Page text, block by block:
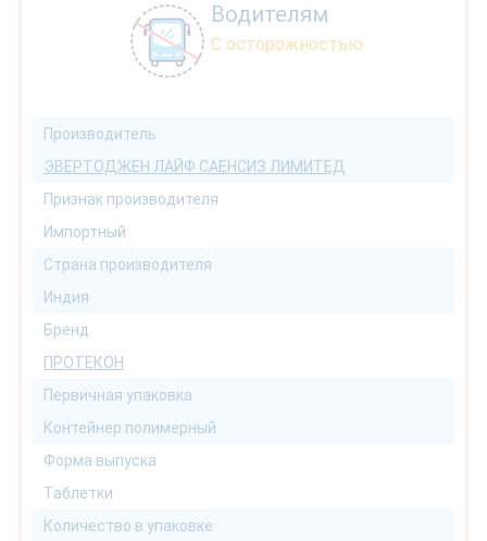
Водителям
С осторожностью
Производитель
ЭВЕРТОДЖЕН ЛАЙФ САЕНСИЗ ЛИМИТЕД
Признак производителя
Импортный
Страна производителя
Индия
Бренд
ПРОТЕКОН
Первичная упаковка
Контейнер полимерный
Форма выпуска
Таблетки
Количество в упаковке